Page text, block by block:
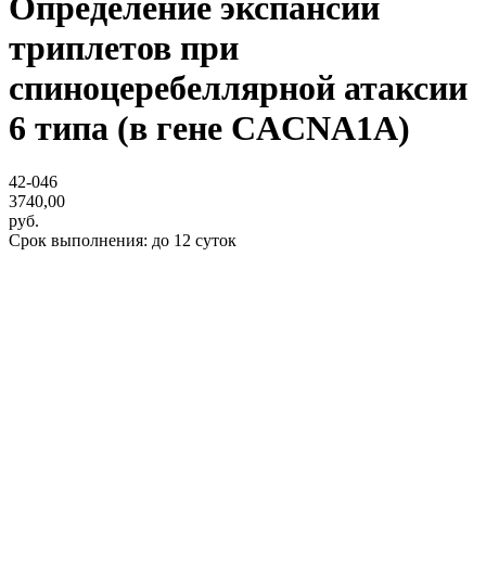
Определение экспансии
триплетов при
спиноцеребеллярной атаксии
6 типа (в гене CACNA1A)
42-046
3740,00
руб.
Срок выполнения: до 12 суток